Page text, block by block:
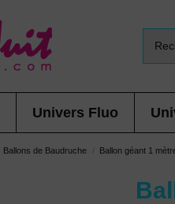
Univers Fluo
Ballons de Baudruche Ballon géant 1